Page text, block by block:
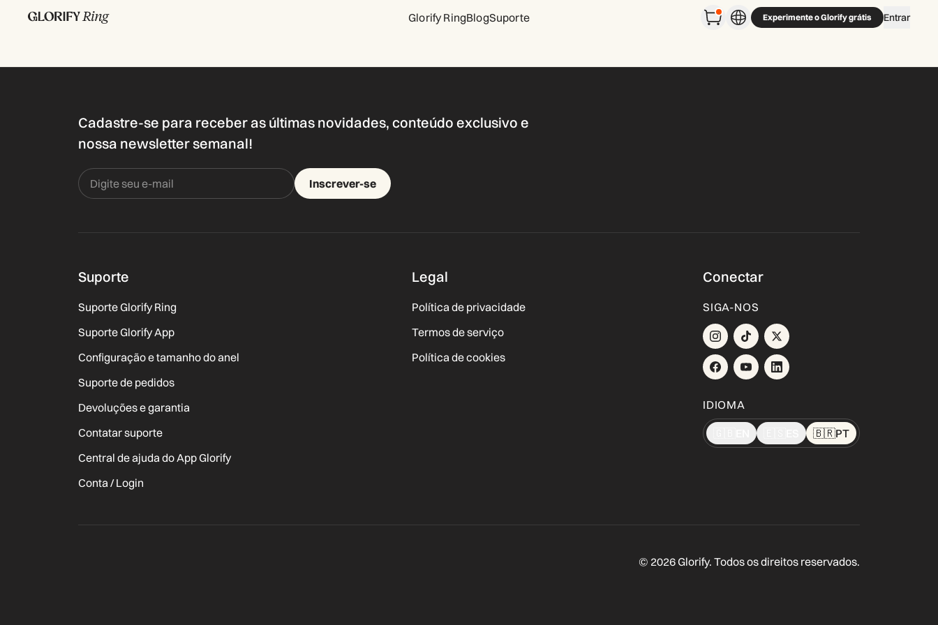
Glorify RingBlogSuporte Experimente o Glorify grátis Entrar
Cadastre-se para receber as últimas novidades, conteúdo exclusivo e
nossa newsletter semanal!
Inscrever-se
Suporte
Suporte Glorify Ring
Suporte Glorify App
Configuração e tamanho do anel
Suporte de pedidos
Devoluções e garantia
Contatar suporte
Central de ajuda do App Glorify
Conta / Login
Legal
Política de privacidade
Termos de serviço
Política de cookies
Conectar
SIGA-NOS
IDIOMA
🇧🇷PT
© 2026 Glorify. Todos os direitos reservados.